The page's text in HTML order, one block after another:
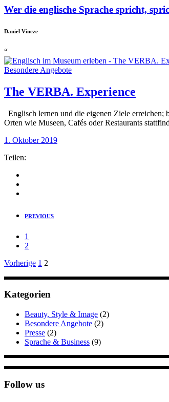
Wer die englische Sprache spricht,
Daniel Vincze
“
Besondere Angebote
The VERBA. Experience
Englisch lernen und die eigenen Ziele
Orten wie Museen, Cafés oder Restaurants
1. Oktober 2019
Teilen:
PREVIOUS
1
2
Seitennummerierung
der
Beiträge
Vorherige 1 2
Kategorien
Beauty, Style & Image (2)
Besondere Angebote (2)
Presse (2)
Sprache & Business (9)
Follow us